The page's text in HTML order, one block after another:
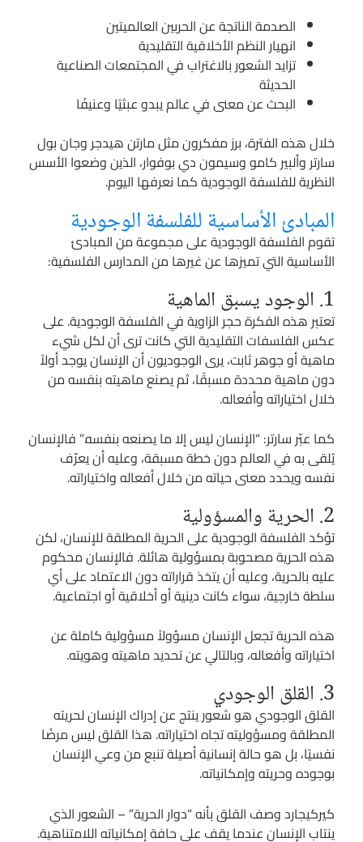
الصدمة الناتجة عن الحربين العالميتين
انهيار النظم الأخلاقية التقليدية
تزايد الشعور بالاغتراب في المجتمعات الصناعية
الحديثة
البحث عن معنى في عالم يبدو عبثيًا وعنيفًا
خلال هذه الفترة، برز مفكرون مثل مارتن هيدجر وجان بول
سارتر وألبير كامو وسيمون دي بوفوار، الذين وضعوا الأسس
النظرية للفلسفة الوجودية كما نعرفها اليوم.
المبادئ الأساسية للفلسفة الوجودية
تقوم الفلسفة الوجودية على مجموعة من المبادئ
الأساسية التي تميزها عن غيرها من المدارس الفلسفية:
1. الوجود يسبق الماهية
تعتبر هذه الفكرة حجر الزاوية في الفلسفة الوجودية. على
عكس الفلسفات التقليدية التي كانت ترى أن لكل شيء
ماهية أو جوهر ثابت، يرى الوجوديون أن الإنسان يوجد أولاً
دون ماهية محددة مسبقًا، ثم يصنع ماهيته بنفسه من
خلال اختياراته وأفعاله.
كما عبّر سارتر: “الإنسان ليس إلا ما يصنعه بنفسه.” فالإنسان
يُلقى به في العالم دون خطة مسبقة، وعليه أن يعرّف
نفسه ويحدد معنى حياته من خلال أفعاله واختياراته.
2. الحرية والمسؤولية
تؤكد الفلسفة الوجودية على الحرية المطلقة للإنسان، لكن
هذه الحرية مصحوبة بمسؤولية هائلة. فالإنسان محكوم
عليه بالحرية، وعليه أن يتخذ قراراته دون الاعتماد على أي
سلطة خارجية، سواء كانت دينية أو أخلاقية أو اجتماعية.
هذه الحرية تجعل الإنسان مسؤولاً مسؤولية كاملة عن
اختياراته وأفعاله، وبالتالي عن تحديد ماهيته وهويته.
3. القلق الوجودي
القلق الوجودي هو شعور ينتج عن إدراك الإنسان لحريته
المطلقة ومسؤوليته تجاه اختياراته. هذا القلق ليس مرضًا
نفسيًا، بل هو حالة إنسانية أصيلة تنبع من وعي الإنسان
بوجوده وحريته وإمكانياته.
كيركيجارد وصف القلق بأنه “دوار الحرية” – الشعور الذي
ينتاب الإنسان عندما يقف على حافة إمكانياته اللامتناهية.